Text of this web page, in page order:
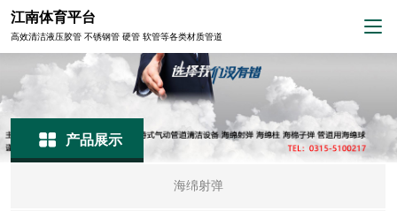
江南体育平台
高效清洁液压胶管 不锈钢管 硬管 软管等各类材质管道
产品展示
海绵射弹